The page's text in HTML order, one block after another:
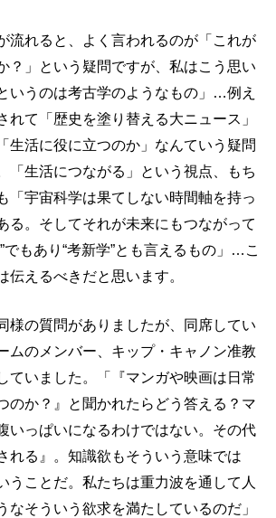
流れると、よく言われるのが「これが
？」という疑問ですが、私はこう思い
いうのは考古学のようなもの」…例え
れて「歴史を塗り替える大ニュース」
生活に役に立つのか」なんていう疑問
「生活につながる」という視点、もち
「宇宙科学は果てしない時間軸を持っ
る。そしてそれが未来にもつながって
でもあり“考新学”とも言えるもの」…こ
伝えるべきだと思います。
様の質問がありましたが、同席してい
ムのメンバー、キップ・キャノン准教
ていました。「『マンガや映画は日常
のか？』と聞かれたらどう答える？マ
いっぱいになるわけではない。その代
れる』。知識欲もそういう意味では
うことだ。私たちは重力波を通して人
なそういう欲求を満たしているのだ」